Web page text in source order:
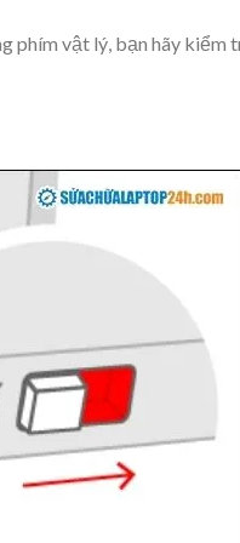
phím vật lý, bạn hãy kiểm